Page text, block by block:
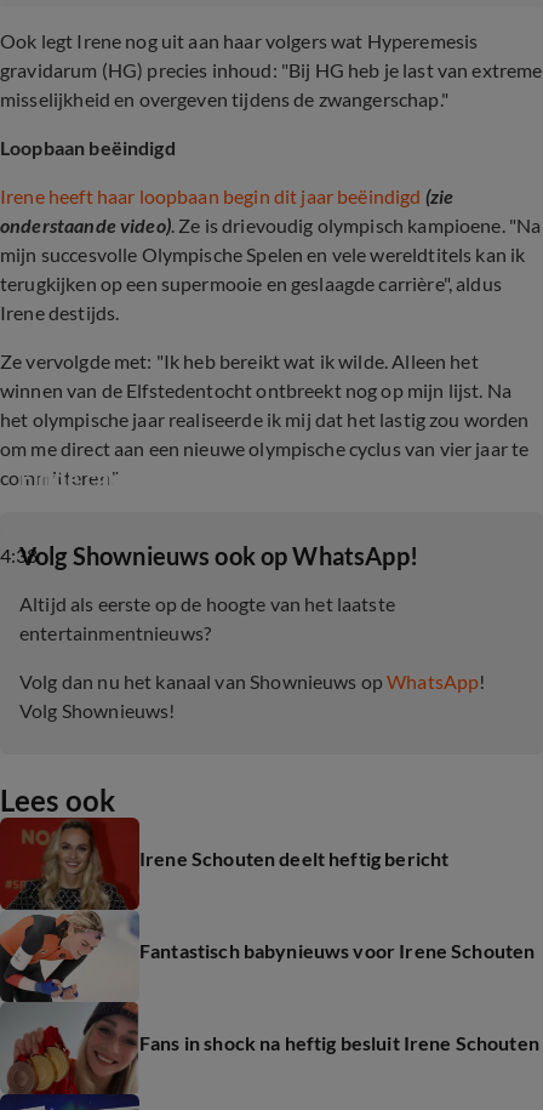
Ook legt Irene nog uit aan haar volgers wat Hyperemesis
gravidarum (HG) precies inhoud: "Bij HG heb je last van extreme
misselijkheid en overgeven tijdens de zwangerschap."
Loopbaan beëindigd
Irene heeft haar loopbaan begin dit jaar beëindigd (zie
onderstaande video). Ze is drievoudig olympisch kampioene. "Na
mijn succesvolle Olympische Spelen en vele wereldtitels kan ik
terugkijken op een supermooie en geslaagde carrière", aldus
Irene destijds.
Ze vervolgde met: "Ik heb bereikt wat ik wilde. Alleen het
winnen van de Elfstedentocht ontbreekt nog op mijn lijst. Na
het olympische jaar realiseerde ik mij dat het lastig zou worden
om me direct aan een nieuwe olympische cyclus van vier jaar te
committeren."
4:38
Einde carrière op het ijs van Irene Schouten
‎Volg Shownieuws ook op WhatsApp!
Altijd als eerste op de hoogte van het laatste
entertainmentnieuws?
Volg dan nu het kanaal van Shownieuws opWhatsApp!
Volg Shownieuws!
Lees ook
Irene Schouten deelt heftig bericht
Fantastisch babynieuws voor Irene Schouten
Fans in shock na heftig besluit Irene Schouten